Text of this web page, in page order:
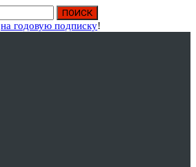
на годовую подписку!